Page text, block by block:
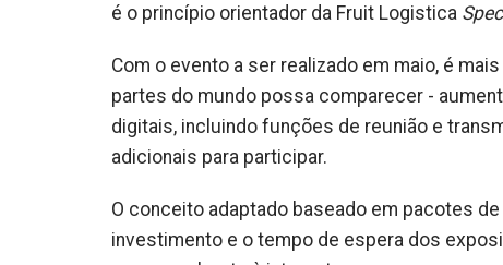
é o princípio orientador da Fruit Logistica
Com o evento a ser realizado em maio, é
partes do mundo possa comparecer -
digitais, incluindo funções de reunião e
adicionais para participar.
O conceito adaptado baseado em pacotes
investimento e o tempo de espera dos